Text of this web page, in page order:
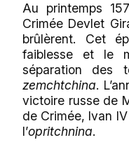
Au printemps
Crimée Devlet
brûlèrent. Cet
faiblesse et le
séparation des
zemchtchina.
victoire russe de
de Crimée, Ivan
l’opritchnina.